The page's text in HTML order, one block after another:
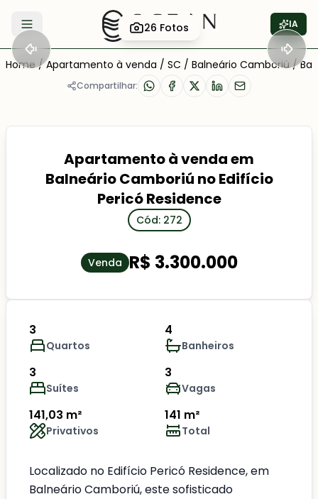
Abrir menu IA
26 Fotos
Home / Apartamento à venda / SC / Balneário Camboriú /
Compartilhar:
Apartamento à venda em
Balneário Camboriú no Edifício
Pericó Residence
Cód: 272
Venda R$ 3.300.000
3
Quartos
4
Banheiros
3
Suítes
3
Vagas
141,03 m²
Privativos
141 m²
Total
Localizado no Edifício Pericó Residence, em
Balneário Camboriú, este sofisticado